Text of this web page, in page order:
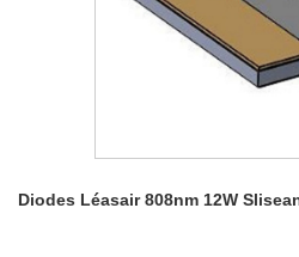
Diodes Léasair 808nm 12W